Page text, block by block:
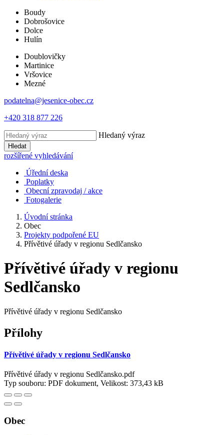
Boudy
Dobrošovice
Dolce
Hulín
Doublovičky
Martinice
Vršovice
Mezné
podatelna@jesenice-obec.cz
+420 318 877 226
Hledaný výraz
Hledat
rozšířené vyhledávání
Úřední deska
Poplatky
Obecní zpravodaj / akce
Fotogalerie
Úvodní stránka
Obec
Projekty podpořené EU
Přívětivé úřady v regionu Sedlčansko
Přívětivé úřady v regionu
Sedlčansko
Přívětivé úřady v regionu Sedlčansko
Přílohy
Přívětivé úřady v regionu Sedlčansko
Přívětivé úřady v regionu Sedlčansko.pdf
Typ souboru: PDF dokument, Velikost: 373,43 kB
Obec